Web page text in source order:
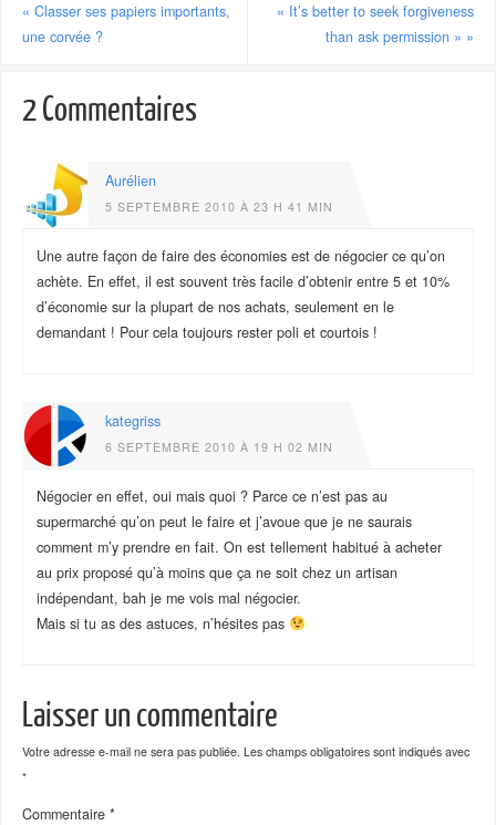
« Classer ses papiers importants,
une corvée ?
« It’s better to seek forgiveness
than ask permission » »
2 Commentaires
Aurélien
5 SEPTEMBRE 2010 À 23 H 41 MIN
Une autre façon de faire des économies est de négocier ce qu’on
achète. En effet, il est souvent très facile d’obtenir entre 5 et 10%
d’économie sur la plupart de nos achats, seulement en le
demandant ! Pour cela toujours rester poli et courtois !
kategriss
6 SEPTEMBRE 2010 À 19 H 02 MIN
Négocier en effet, oui mais quoi ? Parce ce n’est pas au
supermarché qu’on peut le faire et j’avoue que je ne saurais
comment m’y prendre en fait. On est tellement habitué à acheter
au prix proposé qu’à moins que ça ne soit chez un artisan
indépendant, bah je me vois mal négocier.
Mais si tu as des astuces, n’hésites pas
Laisser un commentaire
Votre adresse e-mail ne sera pas publiée. Les champs obligatoires sont indiqués avec
*
Commentaire *